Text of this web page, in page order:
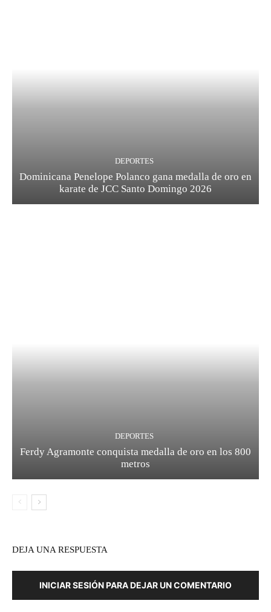
DEPORTES
Dominicana Penelope Polanco gana medalla de oro en
karate de JCC Santo Domingo 2026
DEPORTES
Ferdy Agramonte conquista medalla de oro en los 800
metros
DEJA UNA RESPUESTA
INICIAR SESIÓN PARA DEJAR UN COMENTARIO